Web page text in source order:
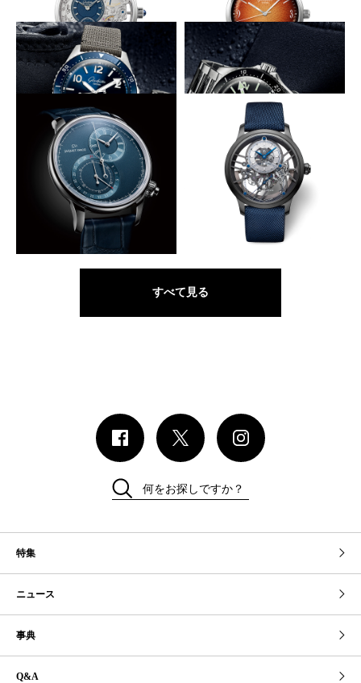
穴石と青ネジを花に見立てる
GLASHÜTTE ORIGINAL
パノインバース・リミテッド・
エディション
燃えるようなオレンジグラデ
GLASHÜTTE ORIGINAL
シックスティーズ・アニュアル
エディション
ドイツの工業規格DINおよびISO準拠
GLASHÜTTE ORIGINAL
SeaQ パノラマデイト
ドイツの工業規格DINおよびISO準拠
GLASHÜTTE ORIGINAL
SeaQ パノラマデイト
ムーブメントを30度傾け設置
JAQUET DROZ
グラン・セコンド オフセンタ
ー クロノグラフ ブルー
硬質素材で包むスケルトン
JAQUET DROZ
グラン・セコンド スケルトン
すべて見る
特集
ニュース
事典
Q&A
何をお探しですか？